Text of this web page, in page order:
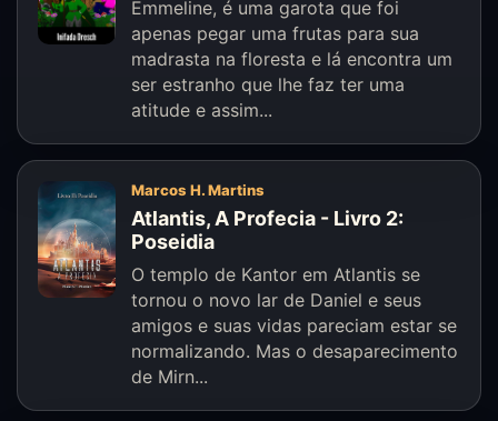
Emmeline, é uma garota que foi
apenas pegar uma frutas para sua
madrasta na floresta e lá encontra um
ser estranho que lhe faz ter uma
atitude e assim...
Marcos H. Martins
Atlantis, A Profecia - Livro 2:
Poseidia
O templo de Kantor em Atlantis se
tornou o novo lar de Daniel e seus
amigos e suas vidas pareciam estar se
normalizando. Mas o desaparecimento
de Mirn...